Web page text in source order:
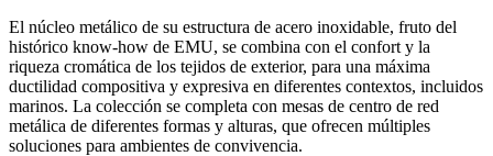
El núcleo metálico de su estructura de acero inoxidable, fruto del
histórico know-how de EMU, se combina con el confort y la
riqueza cromática de los tejidos de exterior, para una máxima
ductilidad compositiva y expresiva en diferentes contextos, incluidos
marinos. La colección se completa con mesas de centro de red
metálica de diferentes formas y alturas, que ofrecen múltiples
soluciones para ambientes de convivencia.